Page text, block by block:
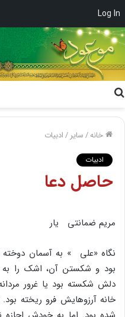
Log In
خانه/سایر /ادبیات
ادبیات
حاصل دعا
مریم ضمانتى یار
نگاه «على » به آسمان
بود و شکستن آن، اشک را
دلش شکسته بود یا غرور
خانه آرزوهایش فرو ریخته